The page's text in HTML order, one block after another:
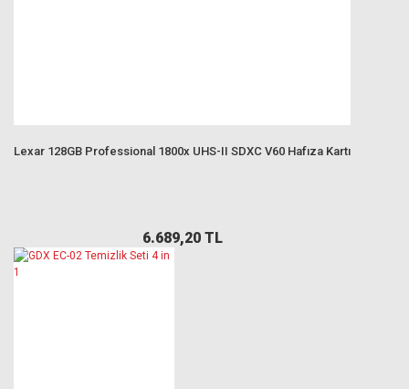
Lexar 128GB Professional 1800x UHS-II SDXC V60 Hafıza Kartı
6.689,20 TL